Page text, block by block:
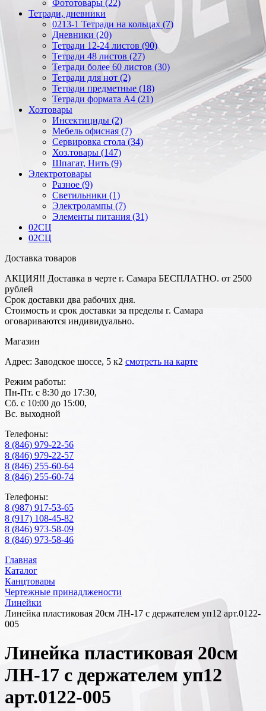
Фототовары (22)
Тетради, дневники
0213-1 Тетради на кольцах (7)
Дневники (20)
Тетради 12-24 листов (90)
Тетради 48 листов (27)
Тетради более 60 листов (30)
Тетради для нот (2)
Тетради предметные (18)
Тетради формата А4 (21)
Хозтовары
Инсектициды (2)
Мебель офисная (7)
Сервировка стола (34)
Хоз.товары (147)
Шпагат, Нить (9)
Электротовары
Разное (9)
Светильники (1)
Электролампы (7)
Элементы питания (31)
02СЦ
02СЦ
Доставка товаров
АКЦИЯ!! Доставка в черте г. Самара БЕСПЛАТНО. от 2500
рублей
Срок доставки два рабочих дня.
Стоимость и срок доставки за пределы г. Самара
оговариваются индивидуально.
Магазин
Адрес: Заводское шоссе, 5 к2 смотреть на карте
Режим работы:
Пн-Пт. с 8:30 до 17:30,
Сб. с 10:00 до 15:00,
Вс. выходной
Телефоны:
8 (846) 979-22-56
8 (846) 979-22-57
8 (846) 255-60-64
8 (846) 255-60-74
Телефоны:
8 (987) 917-53-65
8 (917) 108-45-82
8 (846) 973-58-09
8 (846) 973-58-46
Главная
Каталог
Канцтовары
Чертежные принадлжености
Линейки
Линейка пластиковая 20см ЛН-17 с держателем уп12 арт.0122-
005
Линейка пластиковая 20см
ЛН-17 с держателем уп12
арт.0122-005